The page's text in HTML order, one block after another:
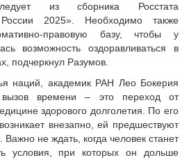
из сборника Росстата
2025». Необходимо также
правовую базу, чтобы у
возможность оздоравливаться в
подчеркнул Разумов.
наций, академик РАН Лео Бокерия
вызов времени – это переход от
здорового долголетия. По его
внезапно, ей предшествуют
Важно не ждать, когда человек станет
условия, при которых он дольше